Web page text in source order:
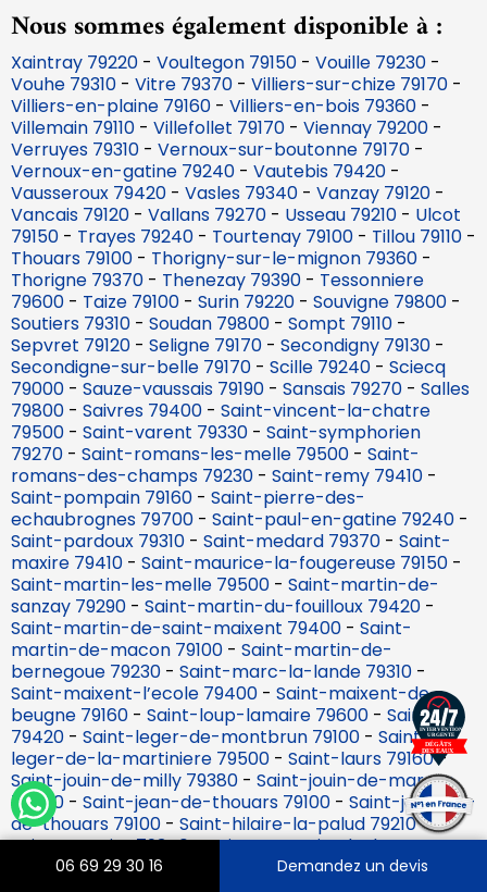
06 69 29 30 16 Demandez un devis
Nous sommes également disponible à :
Xaintray 79220 - Voultegon 79150 - Vouille 79230 -
Vouhe 79310 - Vitre 79370 - Villiers-sur-chize 79170 -
Villiers-en-plaine 79160 - Villiers-en-bois 79360 -
Villemain 79110 - Villefollet 79170 - Viennay 79200 -
Verruyes 79310 - Vernoux-sur-boutonne 79170 -
Vernoux-en-gatine 79240 - Vautebis 79420 -
Vausseroux 79420 - Vasles 79340 - Vanzay 79120 -
Vancais 79120 - Vallans 79270 - Usseau 79210 - Ulcot
79150 - Trayes 79240 - Tourtenay 79100 - Tillou 79110 -
Thouars 79100 - Thorigny-sur-le-mignon 79360 -
Thorigne 79370 - Thenezay 79390 - Tessonniere
79600 - Taize 79100 - Surin 79220 - Souvigne 79800 -
Soutiers 79310 - Soudan 79800 - Sompt 79110 -
Sepvret 79120 - Seligne 79170 - Secondigny 79130 -
Secondigne-sur-belle 79170 - Scille 79240 - Sciecq
79000 - Sauze-vaussais 79190 - Sansais 79270 - Salles
79800 - Saivres 79400 - Saint-vincent-la-chatre
79500 - Saint-varent 79330 - Saint-symphorien
79270 - Saint-romans-les-melle 79500 - Saint-
romans-des-champs 79230 - Saint-remy 79410 -
Saint-pompain 79160 - Saint-pierre-des-
echaubrognes 79700 - Saint-paul-en-gatine 79240 -
Saint-pardoux 79310 - Saint-medard 79370 - Saint-
maxire 79410 - Saint-maurice-la-fougereuse 79150 -
Saint-martin-les-melle 79500 - Saint-martin-de-
sanzay 79290 - Saint-martin-du-fouilloux 79420 -
Saint-martin-de-saint-maixent 79400 - Saint-
martin-de-macon 79100 - Saint-martin-de-
bernegoue 79230 - Saint-marc-la-lande 79310 -
Saint-maixent-l’ecole 79400 - Saint-maixent-de-
beugne 79160 - Saint-loup-lamaire 79600 - Saint-lin
79420 - Saint-leger-de-montbrun 79100 - Saint-
leger-de-la-martiniere 79500 - Saint-laurs 79160-
Saint-jouin-de-milly 79380 - Saint-jouin-de-marnes
79600 - Saint-jean-de-thouars 79100 - Saint-jacques-
de-thouars 79100 - Saint-hilaire-la-palud 79210-
Saint-germier 79340-Saint-germain-de-longue-
chaume 79200-Saint-georges-de-rex 79210-Saint-